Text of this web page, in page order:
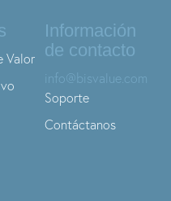
Valor
Información
de contacto
info@bisvalue.com
Soporte
Contáctanos